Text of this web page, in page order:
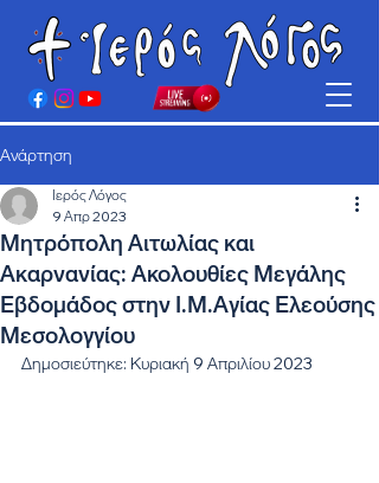
Ανάρτηση
Μητρόπολη Αιτωλίας και
Ακαρνανίας: Ακολουθίες Μεγάλης
Εβδομάδος στην Ι.Μ.Αγίας Ελεούσης
Μεσολογγίου
Ιερός Λόγος
9 Απρ 2023
Δημοσιεύτηκε: Κυριακή 9 Απριλίου 2023